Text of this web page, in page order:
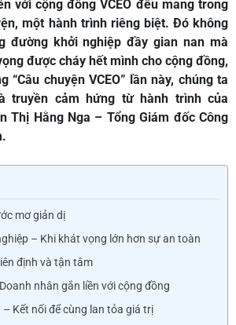
với cộng đồng VCEO đều mang trong
một hành trình riêng biệt. Đó không
đường khởi nghiệp đầy gian nan mà
được cháy hết mình cho cộng đồng,
“Câu chuyện VCEO” lần này, chúng ta
truyền cảm hứng từ hành trình của
Thị Hằng Nga – Tổng Giám đốc Công
mơ giản dị
– Khi khát vọng lớn hơn sự an toàn
định và tận tâm
nhân gắn liền với cộng đồng
– Kết nối để cùng lan tỏa giá trị